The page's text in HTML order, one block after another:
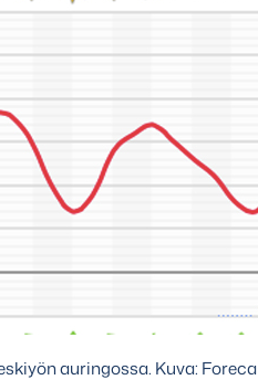
auringossa. Kuva: Foreca